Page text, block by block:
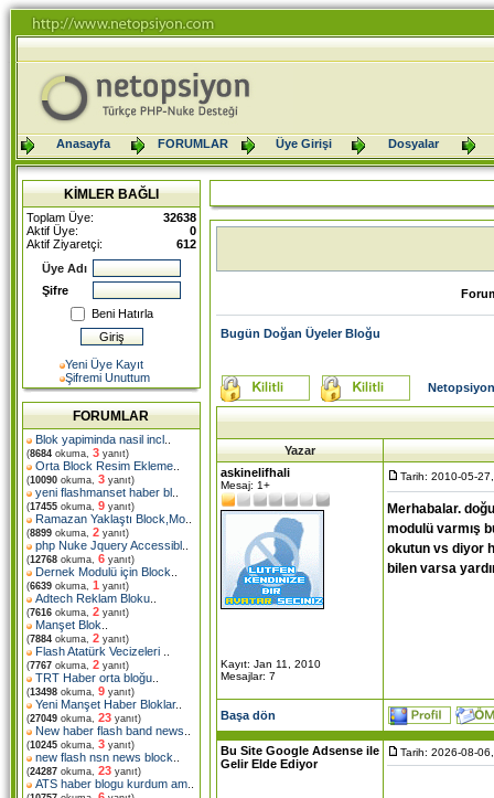
Anasayfa FORUMLAR Üye Girişi Dosyalar
KİMLER BAĞLI
Toplam Üye:
32638
Aktif Üye:
0
Aktif Ziyaretçi:
612
Üye Adı
Şifre
Beni Hatırla
Yeni Üye Kayıt
Şifremi Unuttum
FORUMLAR
Blok yapiminda nasil incl
(8684 okuma, 3 yanıt)
Orta Block Resim Ekleme
(10090 okuma, 3 yanıt)
yeni flashmanset haber bl
(17455 okuma, 9 yanıt)
Ramazan Yaklaştı Block,Mo
(8899 okuma, 2 yanıt)
php Nuke Jquery Accessibl
(12768 okuma, 6 yanıt)
Dernek Modulü için Block
(6639 okuma, 1 yanıt)
Adtech Reklam Bloku
(7616 okuma, 2 yanıt)
Manşet Blok
(7884 okuma, 2 yanıt)
Flash Atatürk Vecizeleri
(7767 okuma, 2 yanıt)
TRT Haber orta bloğu
(13498 okuma, 9 yanıt)
Yeni Manşet Haber Bloklar..
(27049 okuma, 23 yanıt)
New haber flash band news
(10245 okuma, 3 yanıt)
new flash nsn news block
(24287 okuma, 23 yanıt)
ATS haber blogu kurdum am
Bugün Doğan Üyeler Bloğu
Yazar
askinelifhali
Mesaj: 1+
Kayıt: Jan 11, 2010
Mesajlar: 7
Tarih: 2010-05-
Merhabalar.
modulü varmış
okutun vs diyor
bilen varsa
Başa dön
Bu Site Google Adsense ile
Gelir Elde Ediyor
Tarih: 2026-08-